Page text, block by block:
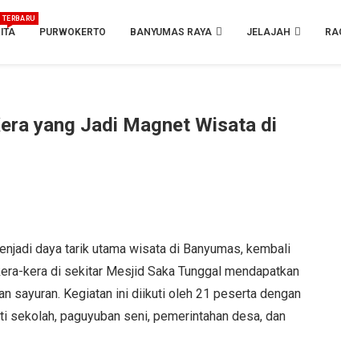
TERBARU
PURWOKERTO BANYUMAS RAYA JELAJAH
yang Jadi Magnet Wisata di
daya tarik utama wisata di Banyumas, kembali
kera di sekitar Mesjid Saka Tunggal mendapatkan
sayuran. Kegiatan ini diikuti oleh 21 peserta dengan
paguyuban seni, pemerintahan desa, dan